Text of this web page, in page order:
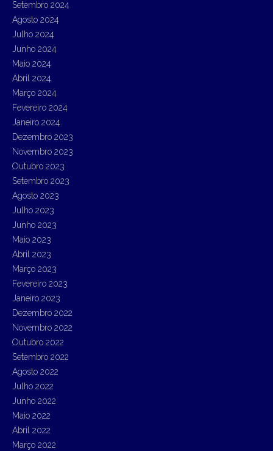
Setembro 2024
Agosto 2024
Julho 2024
Junho 2024
Maio 2024
Abril 2024
Março 2024
Fevereiro 2024
Janeiro 2024
Dezembro 2023
Novembro 2023
Outubro 2023
Setembro 2023
Agosto 2023
Julho 2023
Junho 2023
Maio 2023
Abril 2023
Março 2023
Fevereiro 2023
Janeiro 2023
Dezembro 2022
Novembro 2022
Outubro 2022
Setembro 2022
Agosto 2022
Julho 2022
Junho 2022
Maio 2022
Abril 2022
Março 2022